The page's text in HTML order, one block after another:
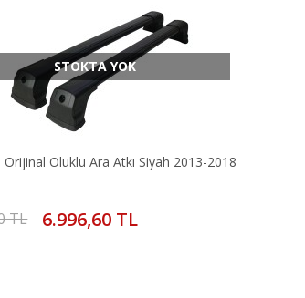
STOKTA YOK
Oluklu Ara Atkı Siyah 2013-2018
TL 6.996,60 TL